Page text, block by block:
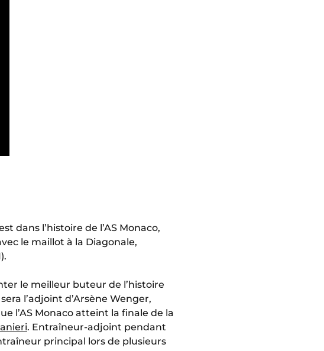
dans l’histoire de l’AS Monaco,
le maillot à la Diagonale,
le meilleur buteur de l’histoire
l’adjoint d’Arsène Wenger,
l’AS Monaco atteint la finale de la
. Entraîneur-adjoint pendant
principal lors de plusieurs